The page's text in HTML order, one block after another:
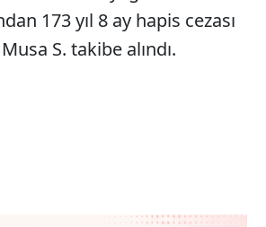
173 yıl 8 ay hapis cezası
S. takibe alındı.